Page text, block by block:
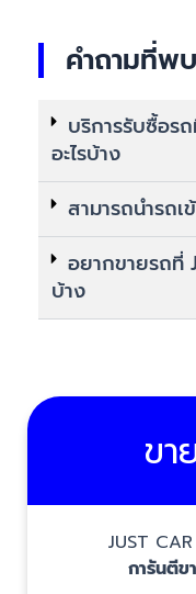
คำถามที่พ
บริการรับซื้อร
อะไรบ้าง
สามารถนำรถเ
อยากขายรถที่
บ้าง
ข
JUST
การันตีข